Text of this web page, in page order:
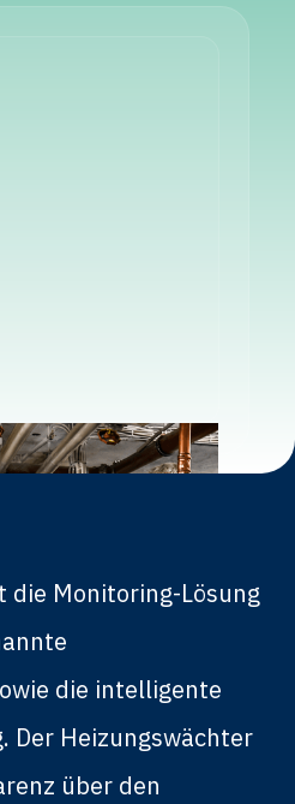
die Monitoring-Lösung
die intelligente
Der Heizungswächter
über den